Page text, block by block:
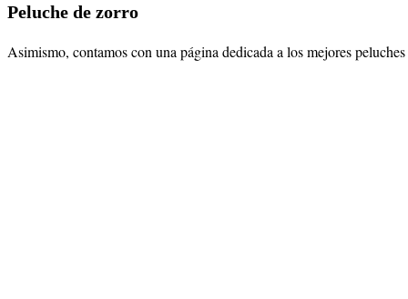
Peluche de zorro
Asimismo, contamos con una página dedicada a los mejores